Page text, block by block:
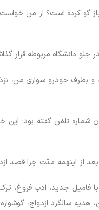
گو کرده است؟ از من
جلو دانشگاه مربوطه قرار
و بطرف خودرو سواری
از اینهمه مدّت چرا قصد
با فامیل جدید، ادب
سالگرد ازدواج،